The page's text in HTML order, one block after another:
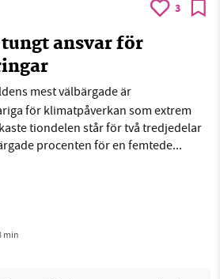
3
ansvar för
mest välbärgade är
för klimatpåverkan som extrem
tiondelen står för två tredjedelar
procenten för en femtede...
min